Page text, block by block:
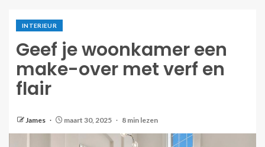
INTERIEUR
Geef je woonkamer een
make-over met verf en
flair
James maart 30, 2025 8 min lezen